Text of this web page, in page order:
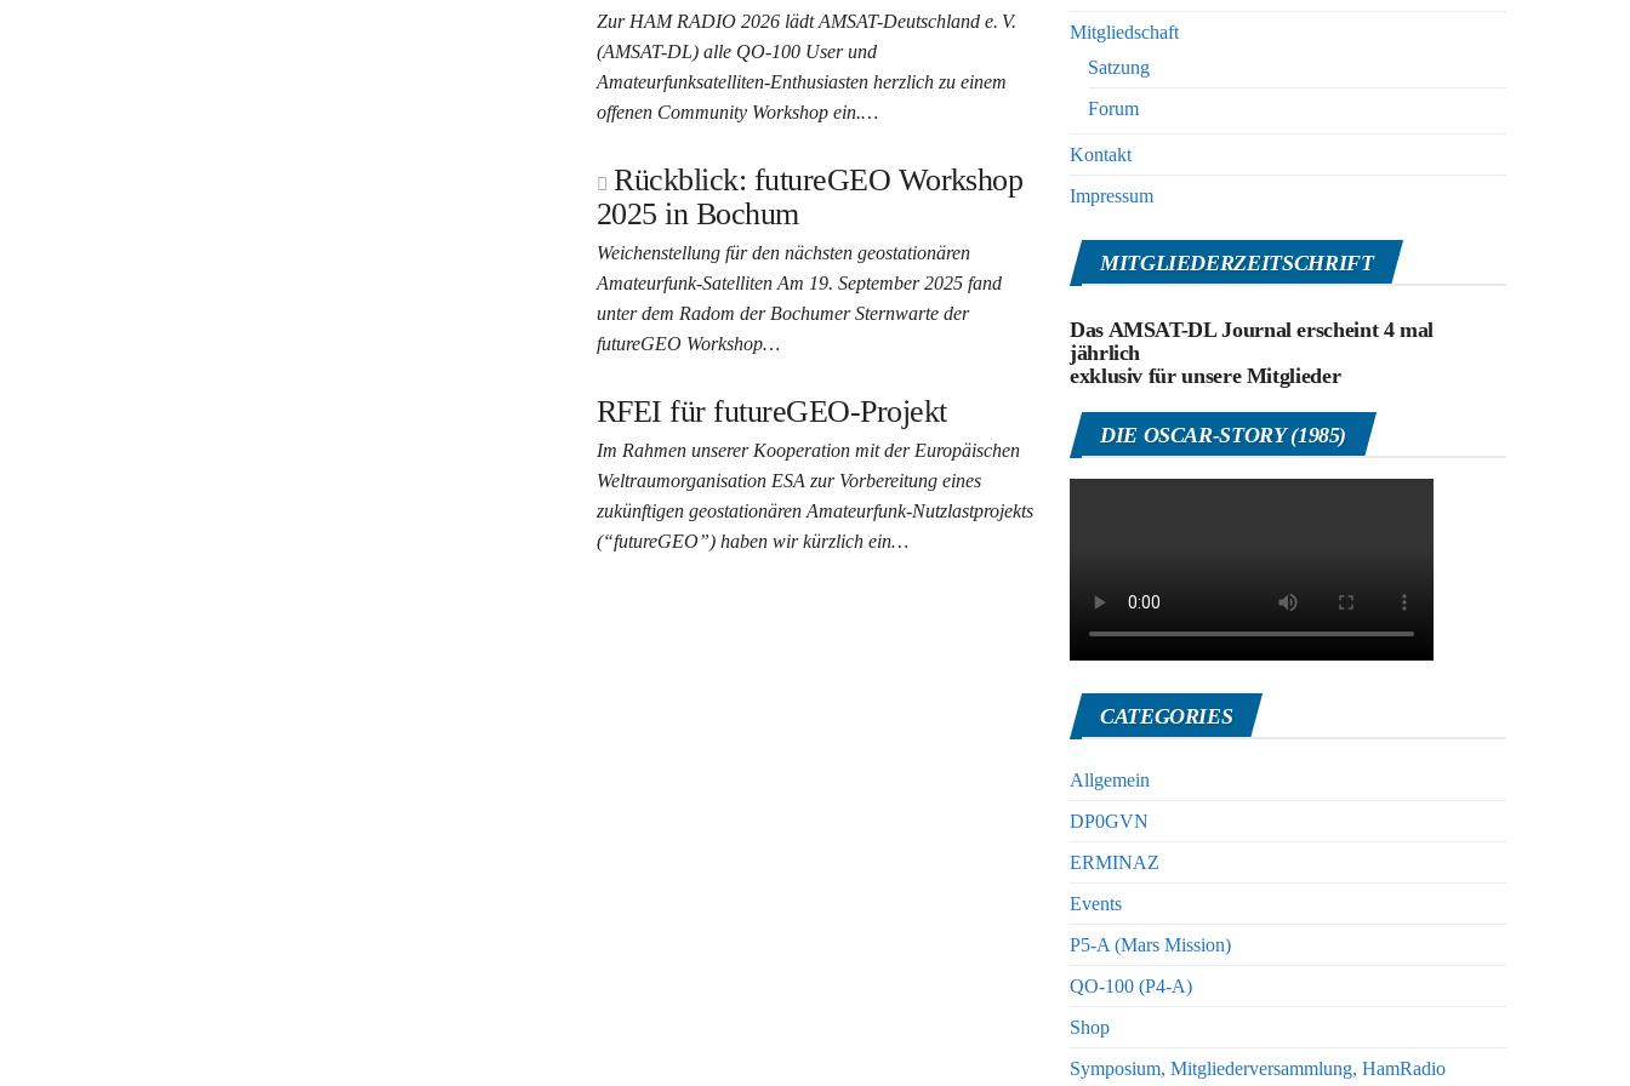
Zur HAM RADIO 2026 lädt AMSAT-Deutschland e. V.
(AMSAT-DL) alle QO-100 User und
Amateurfunksatelliten-Enthusiasten herzlich zu einem
offenen Community Workshop ein.…
Rückblick: futureGEO Workshop
2025 in Bochum
Weichenstellung für den nächsten geostationären
Amateurfunk-Satelliten Am 19. September 2025 fand
unter dem Radom der Bochumer Sternwarte der
futureGEO Workshop…
RFEI für futureGEO-Projekt
Im Rahmen unserer Kooperation mit der Europäischen
Weltraumorganisation ESA zur Vorbereitung eines
zukünftigen geostationären Amateurfunk-Nutzlastprojekts
(“futureGEO”) haben wir kürzlich ein…
Mitgliedschaft
Satzung
Forum
Kontakt
Impressum
MITGLIEDERZEITSCHRIFT
Das AMSAT-DL Journal erscheint 4 mal
jährlich
exklusiv für unsere Mitglieder
DIE OSCAR-STORY (1985)
CATEGORIES
Allgemein
DP0GVN
ERMINAZ
Events
P5-A (Mars Mission)
QO-100 (P4-A)
Shop
Symposium, Mitgliederversammlung, HamRadio